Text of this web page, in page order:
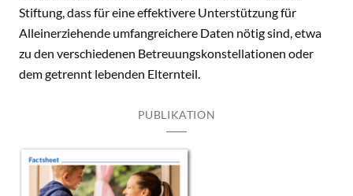
Stiftung, dass für eine effektivere Unterstützung für
Alleinerziehende umfangreichere Daten nötig sind, etwa
zu den verschiedenen Betreuungskonstellationen oder
dem getrennt lebenden Elternteil.
PUBLIKATION